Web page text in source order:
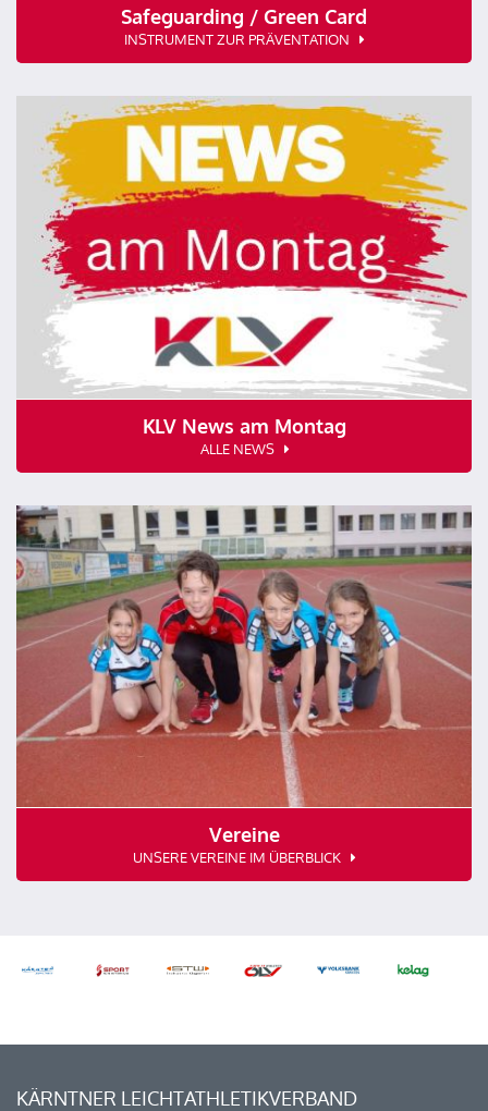
Safeguarding / Green Card
INSTRUMENT ZUR PRÄVENTATION
KLV News am Montag
ALLE NEWS
Vereine
UNSERE VEREINE IM ÜBERBLICK
KÄRNTNER LEICHTATHLETIKVERBAND